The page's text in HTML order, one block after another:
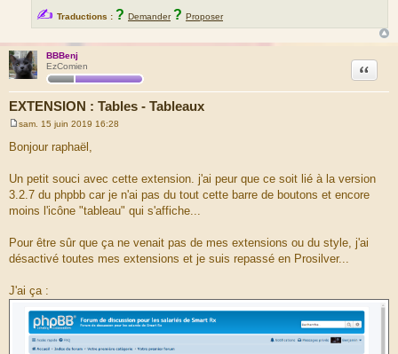
✍ Traductions : ? Demander ? Proposer
BBBenj
EzComien
EXTENSION : Tables - Tableaux
Citation
s
g
e
sam. 15 juin 2019 16:28
Bonjour raphaël,
Un petit souci avec cette extension. j'ai peur que ce soit lié à la version
3.2.7 du phpbb car je n'ai pas du tout cette barre de boutons et encore
moins l'icône "tableau" qui s'affiche...
Pour être sûr que ça ne venait pas de mes extensions ou du style, j'ai
désactivé toutes mes extensions et je suis repassé en Prosilver...
J'ai ça :